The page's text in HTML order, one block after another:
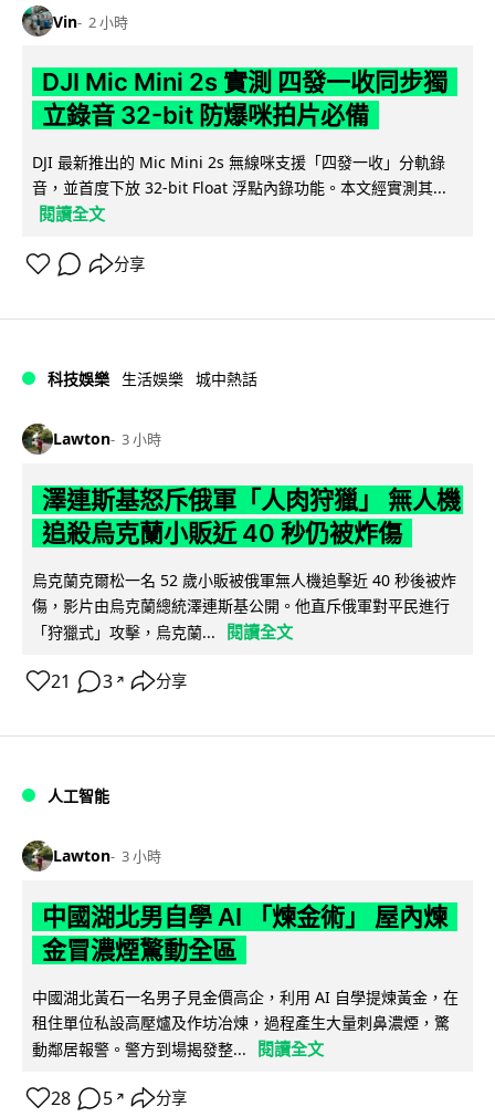
Vin 2 小時
DJI Mic Mini 2s 實測 四發一收同步獨
立錄音 32-bit 防爆咪拍片必備
DJI 最新推出的 Mic Mini 2s 無線咪支援「四發一收」分軌錄
音，並首度下放 32-bit Float 浮點內錄功能。本文經實測其...
閱讀全文
分享
科技娛樂 生活娛樂 城中熱話
Lawton 3 小時
澤連斯基怒斥俄軍「人肉狩獵」 無人機
追殺烏克蘭小販近 40 秒仍被炸傷
烏克蘭克爾松一名 52 歲小販被俄軍無人機追擊近 40 秒後被炸
傷，影片由烏克蘭總統澤連斯基公開。他直斥俄軍對平民進行
「狩獵式」攻擊，烏克蘭...
閱讀全文
21 3 ↗ 分享
人工智能
Lawton 3 小時
中國湖北男自學 AI 「煉金術」 屋內煉
金冒濃煙驚動全區
中國湖北黃石一名男子見金價高企，利用 AI 自學提煉黃金，在
租住單位私設高壓爐及作坊冶煉，過程產生大量刺鼻濃煙，驚
動鄰居報警。警方到場揭發整...
閱讀全文
28 5 ↗ 分享